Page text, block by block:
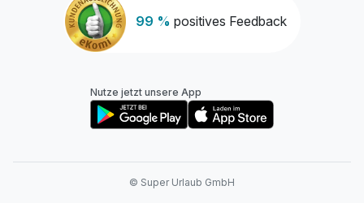
99 % positives Feedback
Nutze jetzt unsere App
© Super Urlaub GmbH